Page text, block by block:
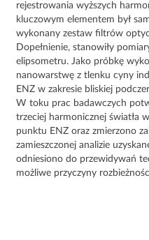
rejestrowania wyższych
kluczowym elementem był
wykonany zestaw filtrów
Dopełnienie, stanowiły
elipsometru. Jako próbkę
nanowarstwę z tlenku cyny
ENZ w zakresie bliskiej
W toku prac badawczych
trzeciej harmonicznej światła
punktu ENZ oraz zmierzono
zamieszczonej analizie
odniesiono do przewidywań
możliwe przyczyny